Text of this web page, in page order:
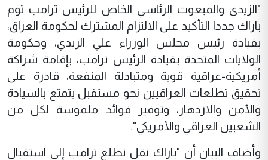
"الزيدي والمبعوث الرئاسي الخاص للرئيس ترامب توم
باراك جددا التأكيد على الالتزام المشترك لحكومة العراق،
بقيادة رئيس مجلس الوزراء علي الزيدي، وحكومة
الولايات المتحدة بقيادة الرئيس ترامب، بإقامة شراكة
أمريكية-عراقية قوية ومتبادلة المنفعة، قادرة على
تحقيق تطلعات العراقيين نحو مستقبل يتمتع بالسيادة
والأمن والازدهار، وتوفير فوائد ملموسة لكل من
الشعبين العراقي والأمريكي".
وأضاف البيان أن "باراك نقل تطلع ترامب إلى استقبال